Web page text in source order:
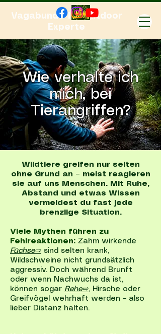
Vagabundo-Ihr Outdoor
Experte
Wie verhalte ich
mich, bei
Tierangriffen?
Wildtiere greifen nur selten
ohne Grund an – meist reagieren
sie auf uns Menschen. Mit Ruhe,
Abstand und etwas Wissen
vermeidest du fast jede
brenzlige Situation.
Viele Mythen führen zu
Fehlreaktionen: Zahm wirkende
Füchse⇨ sind selten krank,
Wildschweine nicht grundsätzlich
aggressiv. Doch während Brunft
oder wenn Nachwuchs da ist,
können sogar Rehe⇨, Hirsche oder
Greifvögel wehrhaft werden – also
lieber Distanz halten.